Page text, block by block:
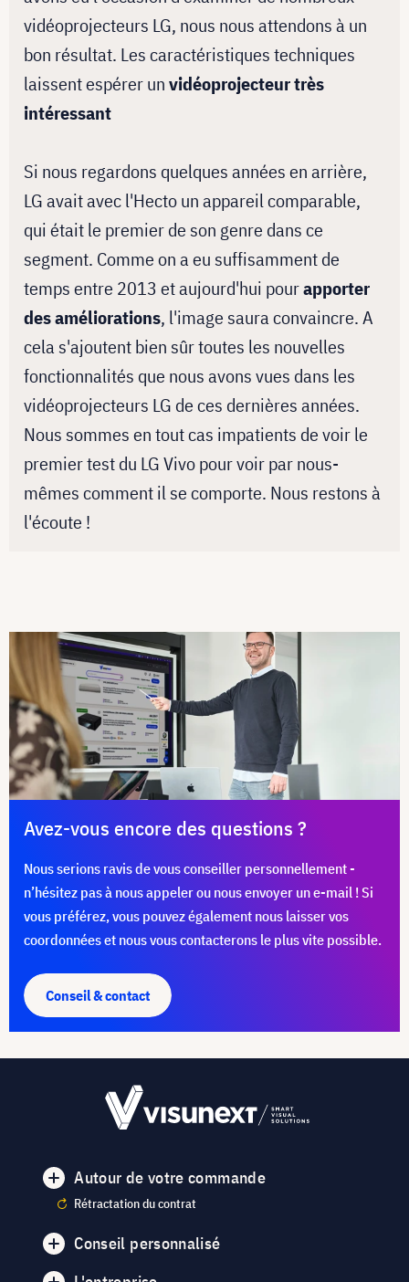
vidéoprojecteurs LG, nous nous attendons à un
bon résultat. Les caractéristiques techniques
laissent espérer unvidéoprojecteur très
intéressant
Si nous regardons quelques années en arrière,
LG avait avec l'Hecto un appareil comparable,
qui était le premier de son genre dans ce
segment. Comme on a eu suffisamment de
temps entre 2013 et aujourd'hui pourapporter
des améliorations, l'image saura convaincre. A
cela s'ajoutent bien sûr toutes les nouvelles
fonctionnalités que nous avons vues dans les
vidéoprojecteurs LG de ces dernières années.
Nous sommes en tout cas impatients de voir le
premier test du LG Vivo pour voir par nous-
mêmes comment il se comporte. Nous restons à
l'écoute !
Avez-vous encore des questions ?
Nous serions ravis de vous conseiller personnellement -
n’hésitez pas à nous appeler ou nous envoyer un e-mail ! Si
vous préférez, vous pouvez également nous laisser vos
coordonnées et nous vous contacterons le plus vite possible.
Conseil & contact
Autour de votre commande
Rétractation du contrat
Conseil personnalisé